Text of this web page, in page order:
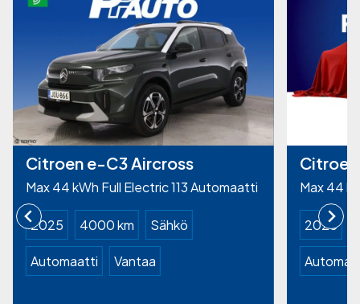
Citroen e-C3 Aircross
Max 44 kWh Full Electric 113 Automaatti
2025 4000 km Sähkö
Automaatti Vantaa
Max 44
2025